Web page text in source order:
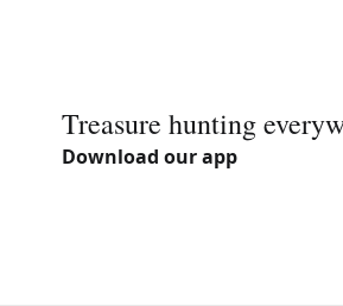
Treasure hunting
Download our app